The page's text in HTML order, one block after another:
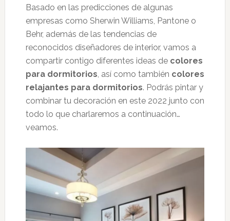
Basado en las predicciones de algunas
empresas como Sherwin Williams, Pantone o
Behr, además de las tendencias de
reconocidos diseñadores de interior, vamos a
compartir contigo diferentes ideas de colores
para dormitorios, así como también colores
relajantes para dormitorios. Podrás pintar y
combinar tu decoración en este 2022 junto con
todo lo que charlaremos a continuación…
veamos.